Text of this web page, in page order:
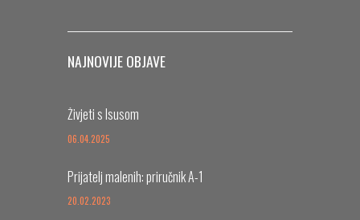
NAJNOVIJE OBJAVE
Živjeti s Isusom
06.04.2025
Prijatelj malenih: priručnik A-1
20.02.2023